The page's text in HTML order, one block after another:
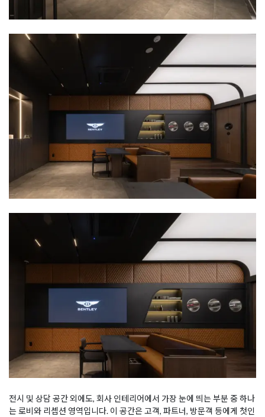
전시 및 상담 공간 외에도, 회사 인테리어에서 가장 눈에 띄는 부분 중 하나
는 로비와 리셉션 영역입니다. 이 공간은 고객, 파트너, 방문객 등에게 첫인